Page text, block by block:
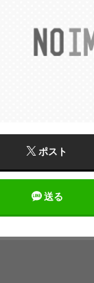
ポスト
送る